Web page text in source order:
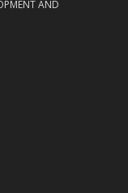
AND